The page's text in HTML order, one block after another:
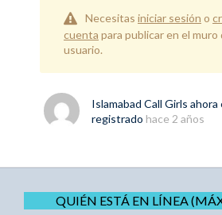
Necesitas iniciar sesión o
cuenta para publicar en el
usuario.
Islamabad Call Girls ahora
registrado hace 2 años
QUIÉN ESTÁ EN LÍNEA